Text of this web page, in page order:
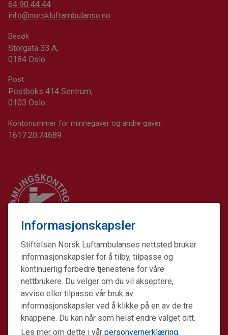
Informasjonskapsler
Stiftelsen Norsk Luftambulanses nettsted bruker
informasjonskapsler for å tilby, tilpasse og
kontinuerlig forbedre tjenestene for våre
nettbrukere. Du velger om du vil akseptere,
avvise eller tilpasse vår bruk av
informasjonskapsler ved å klikke på en av de tre
knappene. Du kan når som helst endre valget ditt.
Les mer om dette i vår personvernerklæring.
64 90 44 44
info@norskluftambulanse.no
Besøk
Storgata 33 A,
0184 Oslo
Post
Postboks 414 Sentrum,
0103 Oslo
Kontonummer for minnegaver og andre gaver:
1617.20.74689
Stiftelsen Norsk Luftambulanse er en ideell stiftelse.
Formålet er å fremme avansert prehospital akuttmedisin.